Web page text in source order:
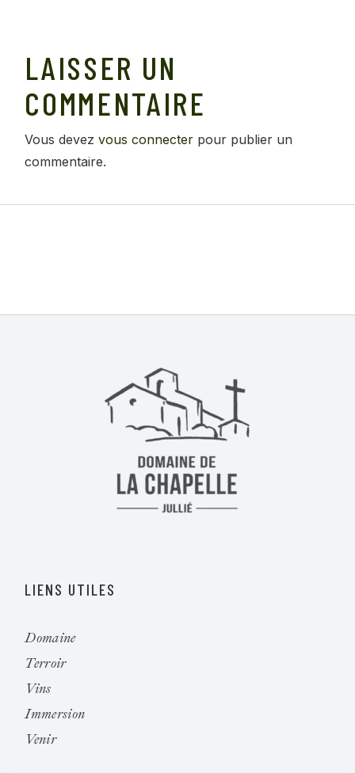
LAISSER UN
COMMENTAIRE
Vous devezvous connecter pour publier un
commentaire.
LIENS UTILES
Domaine
Terroir
Vins
Immersion
Venir